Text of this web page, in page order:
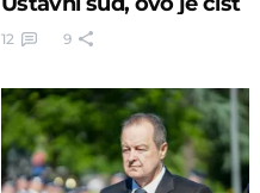
TEROR!
12 9